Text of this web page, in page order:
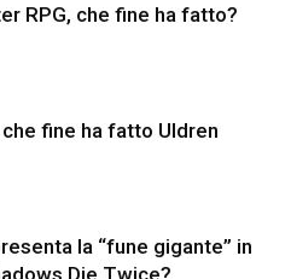
RPG, che fine ha fatto?
fine ha fatto Uldren
la “fune gigante” in
Die Twice?